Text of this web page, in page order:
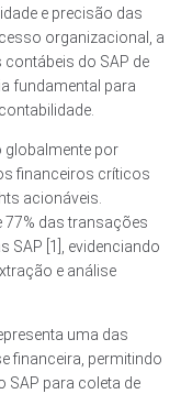
e precisão das
organizacional, a
contábeis do SAP de
fundamental para
globalmente por
financeiros críticos
acionáveis.
77% das transações
[1], evidenciando
e análise
uma das
financeira, permitindo
SAP para coleta de